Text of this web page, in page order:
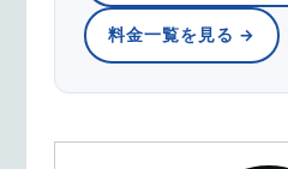
料金一覧を見る →